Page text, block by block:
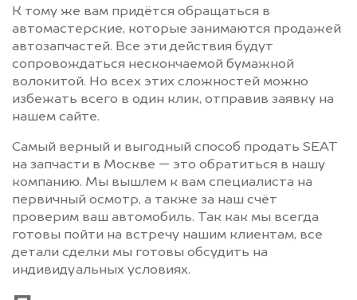
Сергиев Посад
Серебряные Пруды
Серпухов
Солнечногорск
Солнцево
Софрино
Старая Купавна
Старбеево
Ступино
Текстильщик
Темпы
Томилино
Троицк
Туголесский Бор
Тучково
Уваровка
Удельная
Фирсановка
Фрязино
Фряново
Хотьково
К тому же вам придётся обращаться в
автомастерские, которые занимаются продажей
автозапчастей. Все эти действия будут
сопровождаться нескончаемой бумажной
волокитой. Но всех этих сложностей можно
избежать всего в один клик, отправив заявку на
нашем сайте.
Самый верный и выгодный способ продать SEAT
на запчасти в Москве — это обратиться в нашу
компанию. Мы вышлем к вам специалиста на
первичный осмотр, а также за наш счёт
проверим ваш автомобиль. Так как мы всегда
готовы пойти на встречу нашим клиентам, все
детали сделки мы готовы обсудить на
индивидуальных условиях.